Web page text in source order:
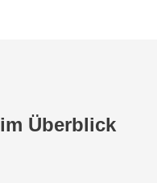
Überblick